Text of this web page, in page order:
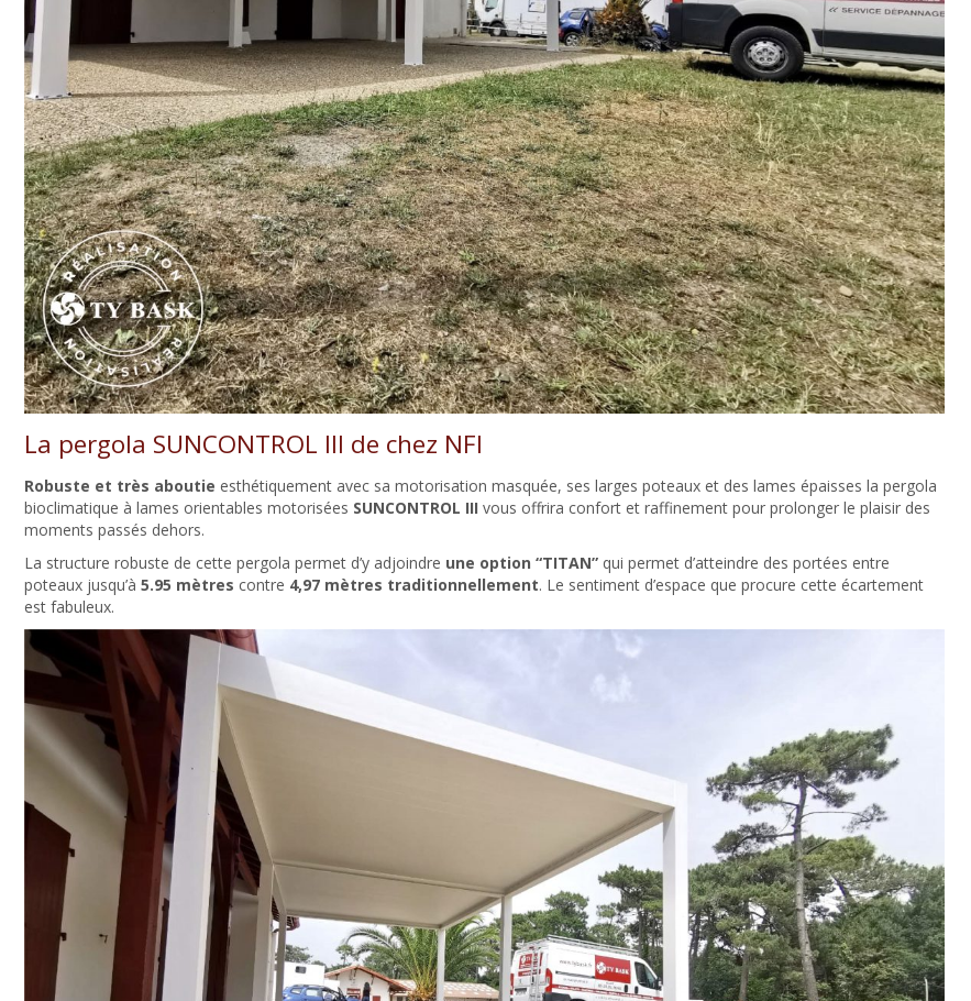
La pergola SUNCONTROL III de chez NFI
Robuste et très aboutie esthétiquement avec sa motorisation masquée, ses larges poteaux et des lames épaisses la pergola
bioclimatique à lames orientables motorisées SUNCONTROL III vous offrira confort et raffinement pour prolonger le plaisir des
moments passés dehors.
La structure robuste de cette pergola permet d’y adjoindre une option “TITAN” qui permet d’atteindre des portées entre
poteaux jusqu’à 5.95 mètres contre 4,97 mètres traditionnellement. Le sentiment d’espace que procure cette écartement
est fabuleux.